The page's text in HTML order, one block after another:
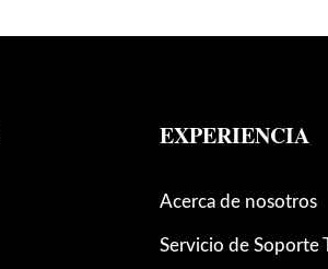
EXPERIENCIA
Acerca de nosotros
Servicio de Soporte